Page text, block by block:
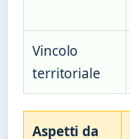
Vincolo
territoriale
Aspetti da